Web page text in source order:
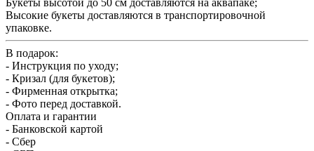
Высокие букеты доставляются в транспортировочной
упаковке.
В подарок:
- Инструкция по уходу;
- Кризал (для букетов);
- Фирменная открытка;
- Фото перед доставкой.
Оплата и гарантии
- Банковской картой
- Сбер